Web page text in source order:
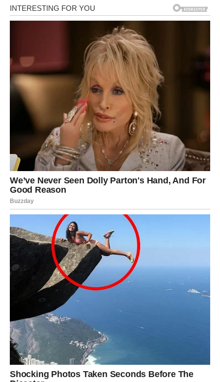
JEDNA OSOBA DONOSI
POSEBAN DAR SUDBINE
U narednom periodu važnu ulogu mogla bi imati osoba
koja nosi veoma pozitivnu energiju.
To može biti prijatelj.
Kolega.
Poznanik.
Ili neko koga tek upoznajete.
Njene riječi ili postupci mogli bi vas usmjeriti prema
nečemu što dugo tražite.
Nemojte podcjenjivati moć jednog iskrenog razgovora.
NOVAC DOLAZI KROZ HRABRE